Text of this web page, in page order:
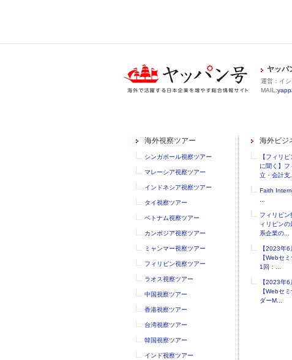
ヤッパ
運営：イ
MAIL:
海外視察ツアー
シンガポール視察ツアー
マレーシア視察ツアー
インドネシア視察ツアー
タイ視察ツアー
ベトナム視察ツアー
カンボジア視察ツアー
ミャンマー視察ツアー
フィリピン視察ツアー
ラオス視察ツアー
中国視察ツアー
香港視察ツアー
台湾視察ツアー
韓国視察ツアー
インド視察ツアー
海外ビジ
【フィリ
に聞く】
立・会計支...
Faith
フィリピン
ィリピンの
系企業の...
【2023年6
【Webセ
1回：...
【2023年6
【Webセ
ダーM...